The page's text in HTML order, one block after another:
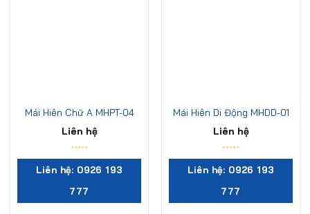
Mái Hiên Chữ A MHPT-04
Liên hệ
Liên hệ: 0926 193
777
Mái Hiên Di Động MHDD-01
Liên hệ
Liên hệ: 0926 193
777